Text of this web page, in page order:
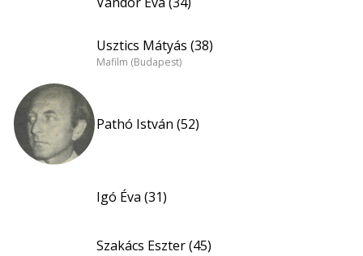
Usztics Mátyás (38)
Mafilm (Budapest)
Pathó István (52)
Igó Éva (31)
Szakács Eszter (45)